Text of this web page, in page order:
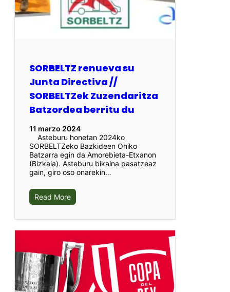
SORBELTZ renueva su
Junta Directiva //
SORBELTZek Zuzendaritza
Batzordea berritu du
11 marzo 2024
Asteburu honetan 2024ko
SORBELTZeko Bazkideen Ohiko
Batzarra egin da Amorebieta-Etxanon
(Bizkaia). Asteburu bikaina pasatzeaz
gain, giro oso onarekin…
Read More